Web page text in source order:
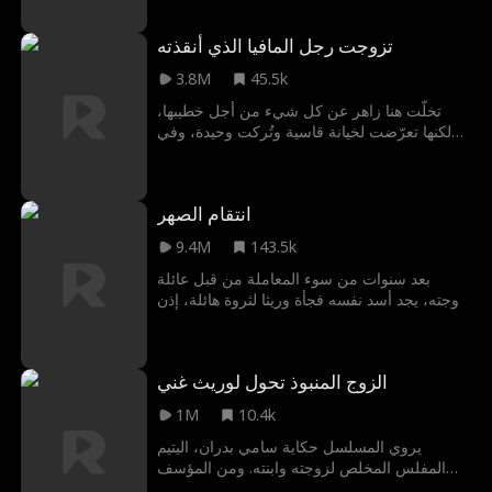
تزوجت رجل المافيا الذي أنقذته
3.8M
45.5k
تخلّت هنا زاهر عن كل شيء من أجل خطيبها،
لكنها تعرّضت لخيانة قاسية وتُركت وحيدة، وفي
بينما يتصدى كريم لحمايتها من خطيبها السابق
المنتقم ومن كل خطر يهددها. ومع مرور الوقت
وبداية حياتهما الجديدة، تبدأ هنا في إدراك أن كريم
ليس مجرد رجلٍ عابر من الشارع...
انتقام الصهر
9.4M
143.5k
بعد سنوات من سوء المعاملة من قبل عائلة
زوجته، يجد أسد نفسه فجأة وريثا لثروة هائلة، إذن
الزوج المنبوذ تحول لوريث غني
1M
10.4k
يروي المسلسل حكاية سامي بدران، اليتيم
المفلس المخلص لزوجته وابنته. ومن المؤسف